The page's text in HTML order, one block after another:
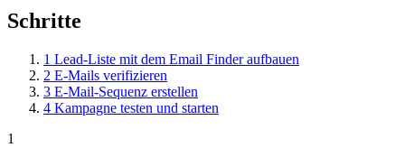
Schritte
1 Lead-Liste mit dem Email Finder aufbauen
2 E-Mails verifizieren
3 E-Mail-Sequenz erstellen
4 Kampagne testen und starten
1